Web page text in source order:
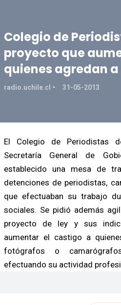
Colegio de
proyecto que
quienes agredan
radio.uchile.cl 31-05-2013
El Colegio de Periodistas
Secretaría General de
establecido una mesa de
detenciones de periodistas,
que efectuaban su trabajo
sociales. Se pidió además
proyecto de ley y sus
aumentar el castigo a
fotógrafos o
efectuando su actividad